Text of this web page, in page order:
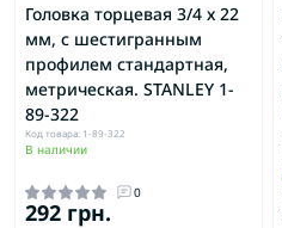
Головка торцевая 3/4 х 22
мм, с шестигранным
профилем стандартная,
метрическая. STANLEY 1-
89-322
Код товара: 1-89-322
В наличии
0
292 грн.